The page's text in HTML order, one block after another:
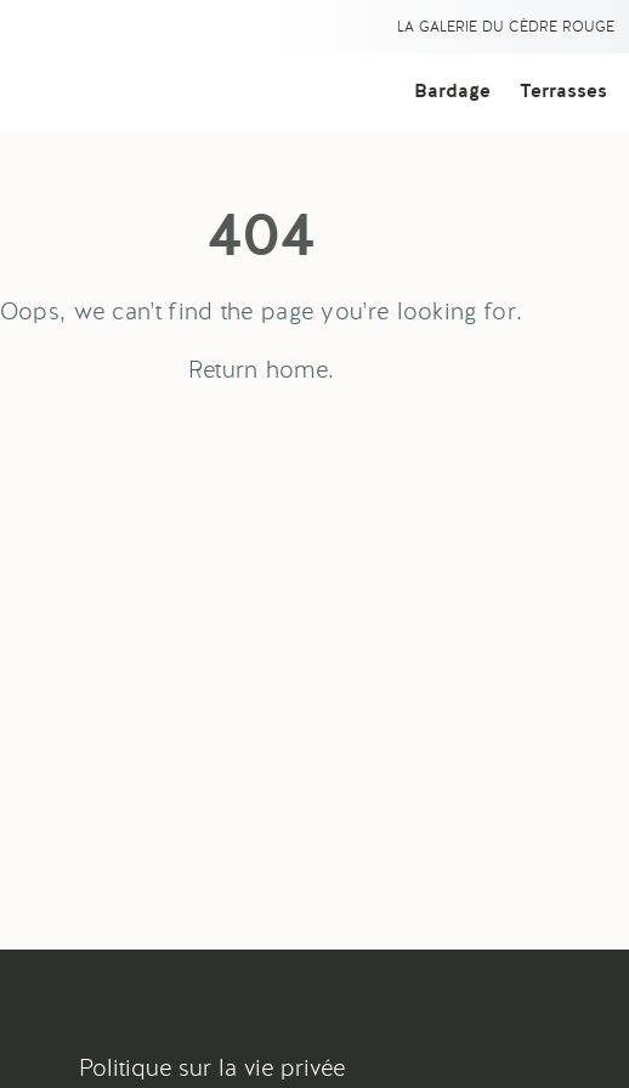
LA GALERIE DU CÈDRE ROUGE
Bardage Terrasses
404
Oops, we can't find the page you're looking for.
Return home.
Politique sur la vie privée